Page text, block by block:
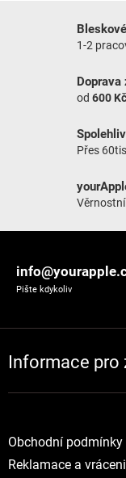
1-2
Doprava
od 600 Kč
Přes
Pište kdykoliv
Informace pro
Obchodní podmínky
Reklamace a vráceni